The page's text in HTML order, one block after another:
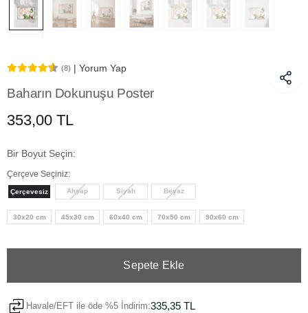
(8) | Yorum Yap
Baharın Dokunuşu Poster
353,00 TL
Bir Boyut Seçin:
Çerçeve Seçiniz:
Çerçevesiz Ahşap Siyah Beyaz
30x20 cm 45x30 cm 60x40 cm 70x50 cm 90x60 cm
Sepete Ekle
Havale/EFT ile öde %5 İndirim:335,35 TL